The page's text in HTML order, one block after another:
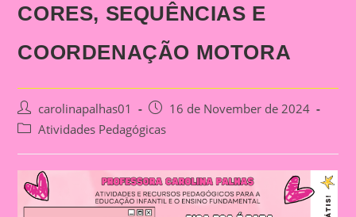
CORES, SEQUÊNCIAS E
COORDENAÇÃO MOTORA
Post
author:
carolinapalhas01
Post
published:
16 de November de 2024
PostAtividades Pedagógicas